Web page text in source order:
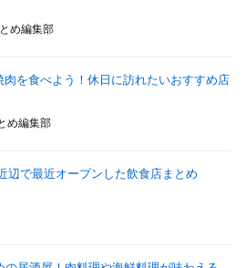
め編集部
肉を食べよう！休日に訪れたいおすすめ店
め編集部
辺で最近オープンした飲食店まとめ